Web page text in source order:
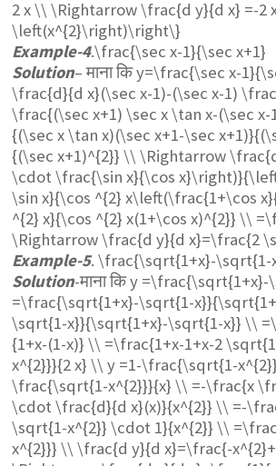
2 x \\ \Rightarrow \frac{d y}{d x} =-2
\left(x^{2}\right)\right\}
Example-4.\frac{\sec x-1}{\sec x+1}
Solution– माना किy=\frac{\sec x-
\frac{d}{d x}(\sec x-1)-(\sec x-1)
\frac{(\sec x+1) \sec x \tan x-(\sec
{(\sec x \tan x)(\sec x+1-\sec
{(\sec x+1)^{2}} \\ \Rightarrow
\cdot \frac{\sin x}{\cos
\sin x}{\cos ^{2} x\left(\frac{1+\cos
^{2} x}{\cos ^{2} x(1+\cos x)^{2}} \\
\Rightarrow \frac{d y}{d x}=\frac{2
Example-5.\frac{\sqrt{1+x}-\sqrt{1-
Solution-माना किy =\frac{\sqrt{1+x}-
=\frac{\sqrt{1+x}-\sqrt{1-
\sqrt{1-x}}{\sqrt{1+x}-\sqrt{1-x}} \\
{1+x-(1-x)} \\ =\frac{1+x-1+x-2
x^{2}}}{2 x} \\ y =1-\frac{\sqrt{1-
\frac{\sqrt{1-x^{2}}}{x} \\ =-\frac{x
\cdot \frac{d}{d x}(x)}{x^{2}} \\ =-
\sqrt{1-x^{2}} \cdot 1}{x^{2}} \\
x^{2}}} \\ \frac{d y}{d x}=\frac{-